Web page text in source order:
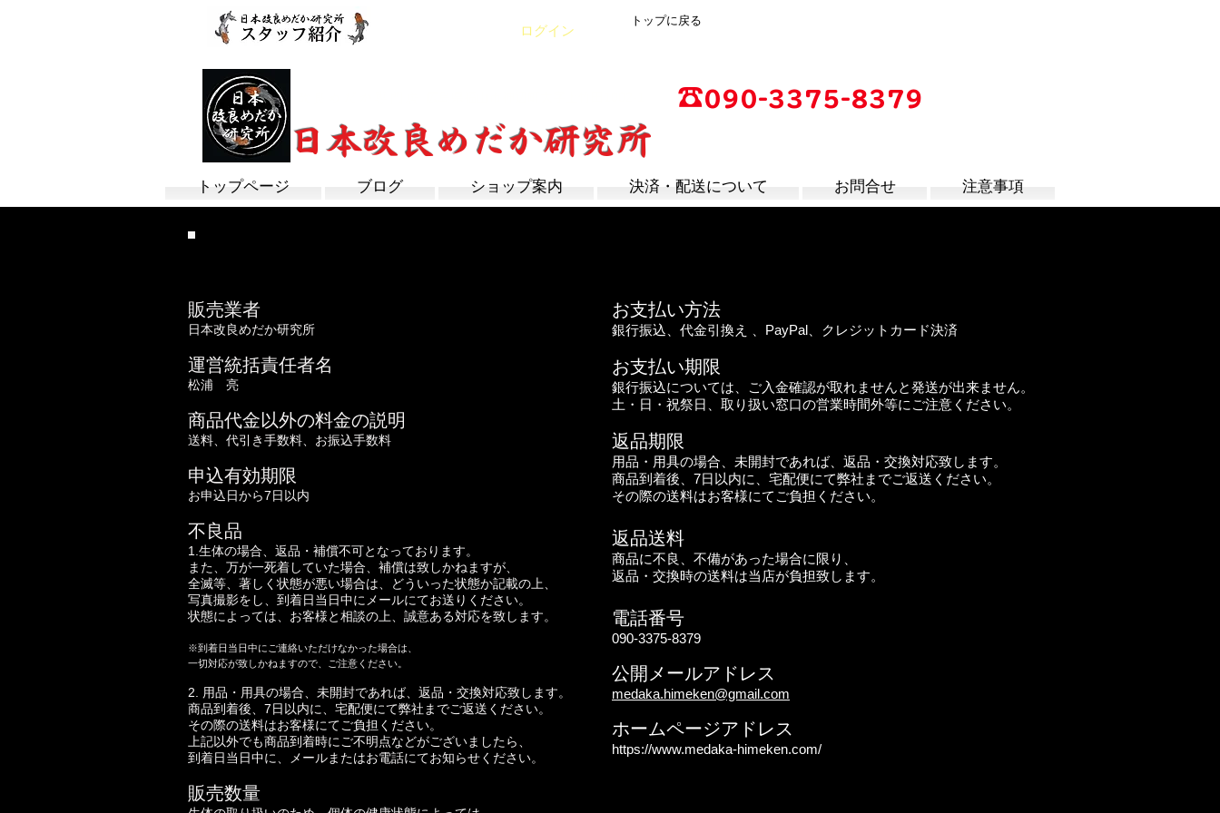
ログイン
トップに戻る
☎090-3375-8379
​日本改良めだか研究所
トップページ ブログ ショップ案内 決済・配送について お問合せ 注意事項
販売業者
日本改良めだか研究所
運営統括責任者名
松浦 亮
商品代金以外の料金の説明
送料、代引き手数料、お振込手数料
申込有効期限
お申込日から7日以内
不良品
1.生体の場合、返品・補償不可となっております。
また、万が一死着していた場合、補償は致しかねますが、
全滅等、著しく状態が悪い場合は、どういった状態か記載の上、
写真撮影をし、到着日当日中にメールにてお送りください。
状態によっては、お客様と相談の上、誠意ある対応を致します。
※到着日当日中にご連絡いただけなかった場合は、
一切対応が致しかねますので、ご注意ください。
2. 用品・用具の場合、未開封であれば、返品・交換対応致します。
商品到着後、7日以内に、宅配便にて弊社までご返送ください。
その際の送料はお客様にてご負担ください。
上記以外でも商品到着時にご不明点などがございましたら、
到着日当日中に、メールまたはお電話にてお知らせください。
販売数量
お支払い方法
銀行振込、代金引換え 、PayPal、クレジットカード決済
お支払い期限
銀行振込については、ご入金確認が取れませんと発送が出来ません。
土・日・祝祭日、取り扱い窓口の営業時間外等にご注意ください。
返品期限
用品・用具の場合、未開封であれば、返品・交換対応致します。
商品到着後、7日以内に、宅配便にて弊社までご返送ください。
その際の送料はお客様にてご負担ください。
返品送料
商品に不良、不備があった場合に限り、
返品・交換時の送料は当店が負担致します。
電話番号
090-3375-8379
公開メールアドレス
medaka.himeken@gmail.com
ホームページアドレス
https://www.medaka-himeken.com/